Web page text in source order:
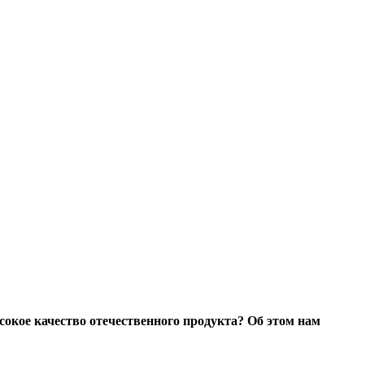
качество отечественного продукта? Об этом нам